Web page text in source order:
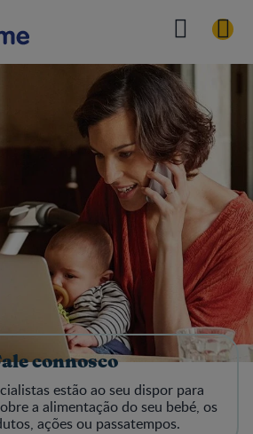
connosco
estão ao seu dispor para
a alimentação do seu bebé, os
ações ou passatempos.